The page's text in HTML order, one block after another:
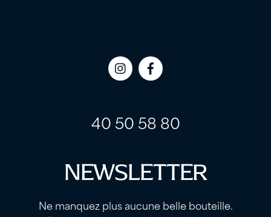
Icon
Icon
40 50 58 80
NEWSLETTER
Ne manquez plus aucune belle bouteille.